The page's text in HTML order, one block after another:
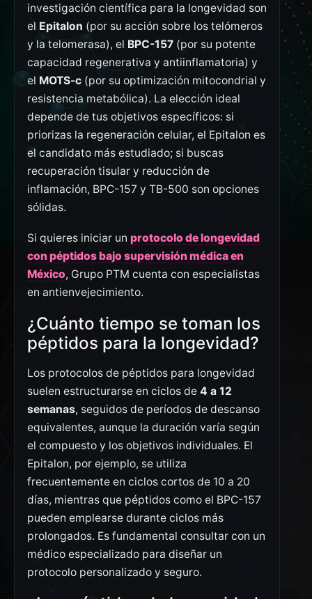
investigación científica para la longevidad son
el Epitalon (por su acción sobre los telómeros
y la telomerasa), el BPC-157 (por su potente
capacidad regenerativa y antiinflamatoria) y
el MOTS-c (por su optimización mitocondrial y
resistencia metabólica). La elección ideal
depende de tus objetivos específicos: si
priorizas la regeneración celular, el Epitalon es
el candidato más estudiado; si buscas
recuperación tisular y reducción de
inflamación, BPC-157 y TB-500 son opciones
sólidas.
Si quieres iniciar un protocolo de longevidad
con péptidos bajo supervisión médica en
México, Grupo PTM cuenta con especialistas
en antienvejecimiento.
¿Cuánto tiempo se toman los
péptidos para la longevidad?
Los protocolos de péptidos para longevidad
suelen estructurarse en ciclos de 4 a 12
semanas, seguidos de períodos de descanso
equivalentes, aunque la duración varía según
el compuesto y los objetivos individuales. El
Epitalon, por ejemplo, se utiliza
frecuentemente en ciclos cortos de 10 a 20
días, mientras que péptidos como el BPC-157
pueden emplearse durante ciclos más
prolongados. Es fundamental consultar con un
médico especializado para diseñar un
protocolo personalizado y seguro.